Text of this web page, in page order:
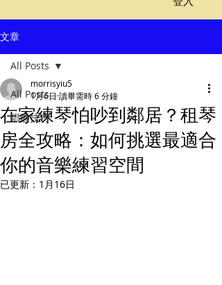
文章
All Posts
唱歌技巧
All Posts
在家練琴怕吵到鄰居？租琴
房全攻略：如何挑選最適合
你的音樂練習空間
morrisyiu5
1月6日 讀畢需時 6 分鐘
已更新： 1月16日